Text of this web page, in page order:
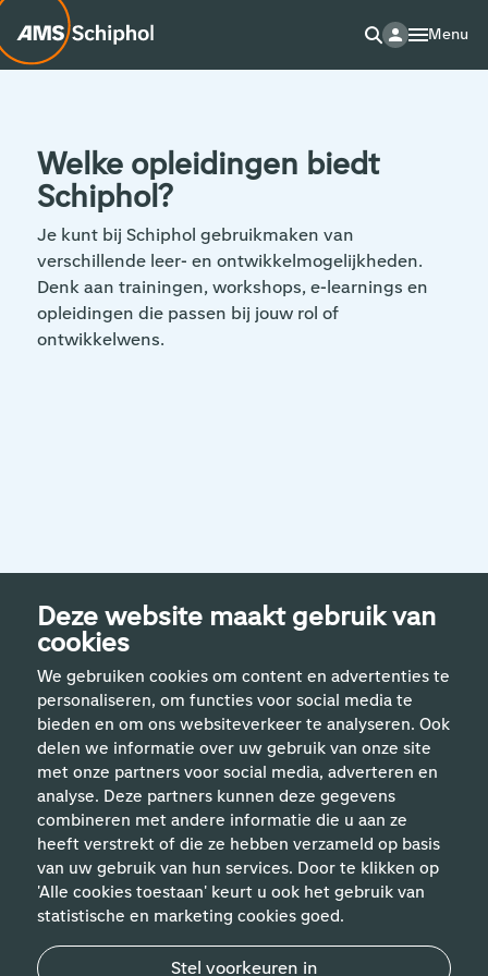
Deze website maakt gebruik van
cookies
We gebruiken cookies om content en advertenties te
personaliseren, om functies voor social media te
bieden en om ons websiteverkeer te analyseren. Ook
delen we informatie over uw gebruik van onze site
met onze partners voor social media, adverteren en
analyse. Deze partners kunnen deze gegevens
combineren met andere informatie die u aan ze
heeft verstrekt of die ze hebben verzameld op basis
van uw gebruik van hun services. Door te klikken op
'Alle cookies toestaan' keurt u ook het gebruik van
statistische en marketing cookies goed.
Stel voorkeuren in
Menu
Welke opleidingen biedt
Schiphol?
Je kunt bij Schiphol gebruikmaken van
verschillende leer- en ontwikkelmogelijkheden.
Denk aan trainingen, workshops, e-learnings en
opleidingen die passen bij jouw rol of
ontwikkelwens.
Handige links
Vakgebieden
Contact